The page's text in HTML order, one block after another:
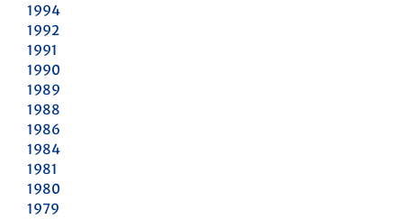
1994
1992
1991
1990
1989
1988
1986
1984
1981
1980
1979